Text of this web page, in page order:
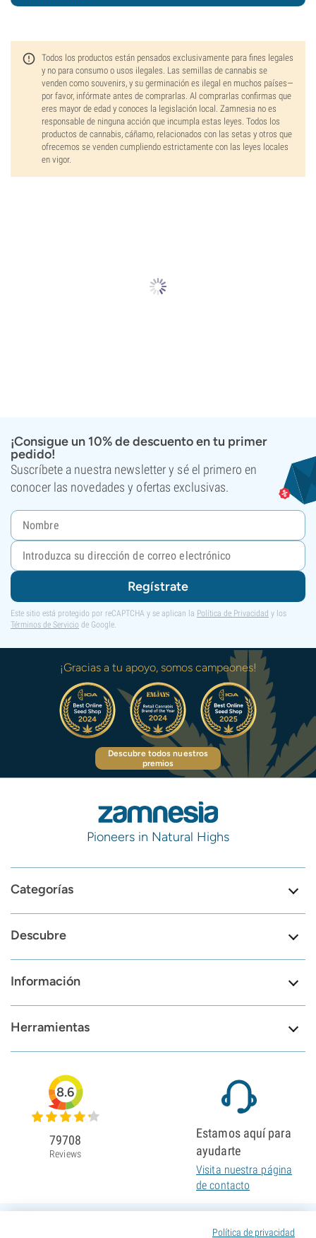
Todos los productos están pensados exclusivamente para fines legales
y no para consumo o usos ilegales. Las semillas de cannabis se
venden como souvenirs, y su germinación es ilegal en muchos países—
por favor, infórmate antes de comprarlas. Al comprarlas confirmas que
eres mayor de edad y conoces la legislación local. Zamnesia no es
responsable de ninguna acción que incumpla estas leyes. Todos los
productos de cannabis, cáñamo, relacionados con las setas y otros que
ofrecemos se venden cumpliendo estrictamente con las leyes locales
en vigor.
¡Consigue un 10% de descuento en tu primer
pedido!
Suscríbete a nuestra newsletter y sé el primero en
conocer las novedades y ofertas exclusivas.
Regístrate
Este sitio está protegido por reCAPTCHA y se aplican la Política de Privacidad y los
Términos de Servicio de Google.
¡Gracias a tu apoyo, somos campeones!
Descubre todos nuestros
premios
Pioneers in Natural Highs
Categorías
Descubre
Información
Herramientas
Política de privacidad
8.6
79708
Reviews
Estamos aquí para
ayudarte
Visita nuestra página
de contacto